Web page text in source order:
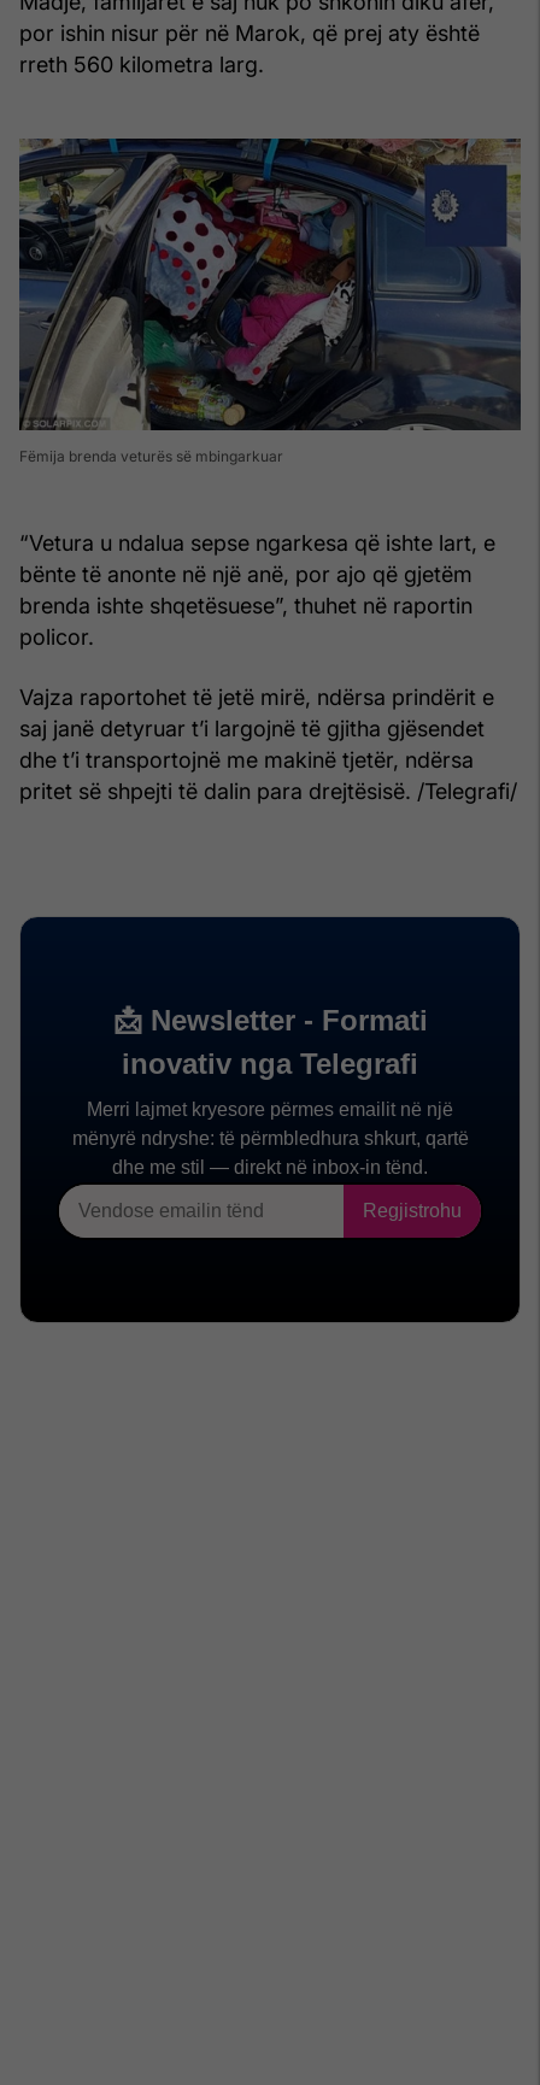
por ishin nisur për në Marok, që prej aty është
rreth 560 kilometra larg.
Fëmija brenda veturës së mbingarkuar
“Vetura u ndalua sepse ngarkesa që ishte lart, e
bënte të anonte në një anë, por ajo që gjetëm
brenda ishte shqetësuese”, thuhet në raportin
policor.
Vajza raportohet të jetë mirë, ndërsa prindërit e
saj janë detyruar t’i largojnë të gjitha gjësendet
dhe t’i transportojnë me makinë tjetër, ndërsa
pritet së shpejti të dalin para drejtësisë. /Telegrafi/